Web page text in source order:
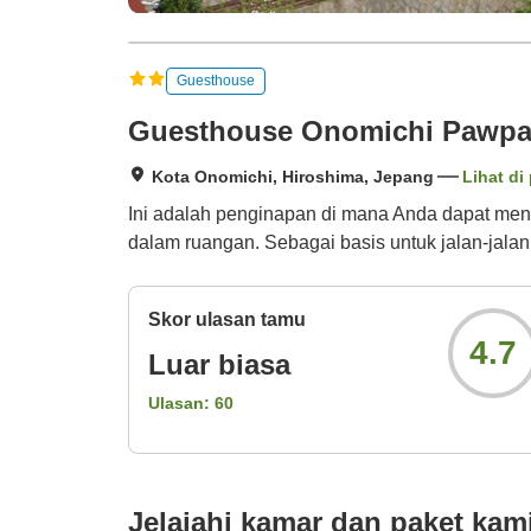
Guesthouse
Guesthouse Onomichi
Kota Onomichi, Hiroshima, Jepang Lihat di
Ini adalah penginapan di mana Anda dapat
dalam ruangan. Sebagai basis untuk jalan-
Skor ulasan tamu
Luar biasa
Ulasan: 60
4.7
Jelajahi kamar dan paket